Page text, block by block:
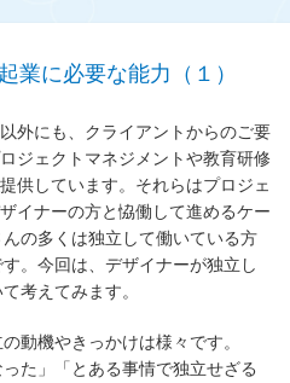
業に必要な能力（１）
外にも、クライアントからのご要
ジェクトマネジメントや教育研修
供しています。それらはプロジェ
イナーの方と恊働して進めるケー
の多くは独立して働いている方
。今回は、デザイナーが独立し
考えてみます。
動機やきっかけは様々です。
た」「とある事情で独立せざる